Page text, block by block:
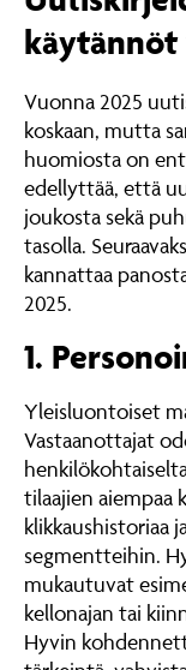
käytännöt
Vuonna 2025
koskaan, mutta
huomiosta on
edellyttää, että
joukosta sekä
tasolla.
kannattaa
2025.
1.
Yleisluontoiset
Vastaanottajat
tilaajien aiempaa
klikkaushistoriaa
segmentteihin.
mukautuvat
kellonajan tai
Hyvin